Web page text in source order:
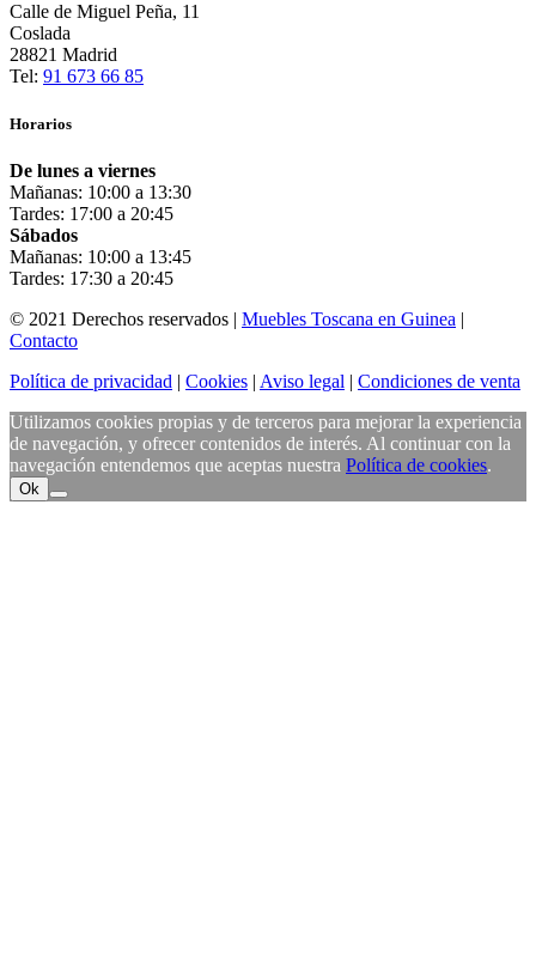
Calle de Miguel Peña, 11
Coslada
28821 Madrid
Tel: 91 673 66 85
Horarios
De lunes a viernes
Mañanas: 10:00 a 13:30
Tardes: 17:00 a 20:45
Sábados
Mañanas: 10:00 a 13:45
Tardes: 17:30 a 20:45
© 2021 Derechos reservados | Muebles Toscana en Guinea |
Contacto
Política de privacidad | Cookies | Aviso legal | Condiciones de venta
Utilizamos cookies propias y de terceros para mejorar la experiencia
de navegación, y ofrecer contenidos de interés. Al continuar con la
navegación entendemos que aceptas nuestra Política de cookies.
Ok